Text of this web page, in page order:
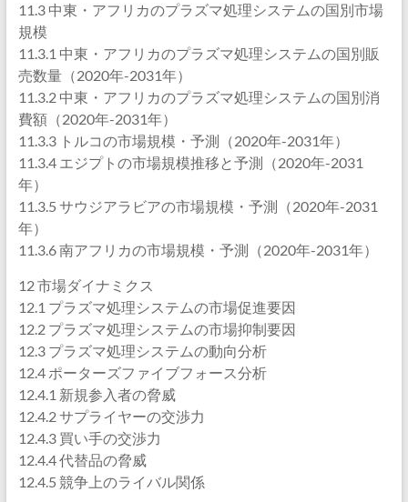
11.3 中東・アフリカのプラズマ処理システムの国別市場
規模
11.3.1 中東・アフリカのプラズマ処理システムの国別販
売数量（2020年-2031年）
11.3.2 中東・アフリカのプラズマ処理システムの国別消
費額（2020年-2031年）
11.3.3 トルコの市場規模・予測（2020年-2031年）
11.3.4 エジプトの市場規模推移と予測（2020年-2031
年）
11.3.5 サウジアラビアの市場規模・予測（2020年-2031
年）
11.3.6 南アフリカの市場規模・予測（2020年-2031年）
12 市場ダイナミクス
12.1 プラズマ処理システムの市場促進要因
12.2 プラズマ処理システムの市場抑制要因
12.3 プラズマ処理システムの動向分析
12.4 ポーターズファイブフォース分析
12.4.1 新規参入者の脅威
12.4.2 サプライヤーの交渉力
12.4.3 買い手の交渉力
12.4.4 代替品の脅威
12.4.5 競争上のライバル関係